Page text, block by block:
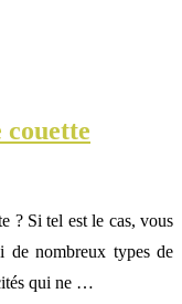
? Si tel est le cas, vous
de nombreux types de
qui ne …